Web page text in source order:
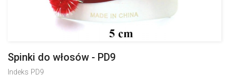
Spinki do włosów - PD9
Indeks PD9